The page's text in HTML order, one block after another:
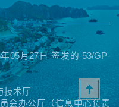
年05月27日 签发的 53/GP-
技术厅
会办公厅（信息中心负责